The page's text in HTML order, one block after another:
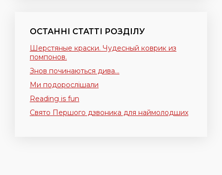
ОСТАННІ СТАТТІ РОЗДІЛУ
Шерстяные краски. Чудесный коврик из
помпонов.
Знов починаються дива…
Ми подорослішали
Reading is fun
Свято Першого дзвоника для наймолодших